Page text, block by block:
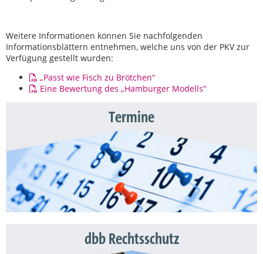
Weitere Informationen können Sie nachfolgenden
Informationsblättern entnehmen, welche uns von der PKV zur
Verfügung gestellt wurden:
„Passt wie Fisch zu Brötchen“
Eine Bewertung des „Hamburger Modells“
Termine
dbb Rechtsschutz